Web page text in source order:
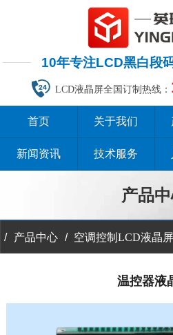
10年专注LCD黑白段
LCD液晶屏全国订制热线：
首页 关于我们
新闻资讯 技术服务
产品
/ 产品中心 / 空调控制LCD液晶屏
温控器液